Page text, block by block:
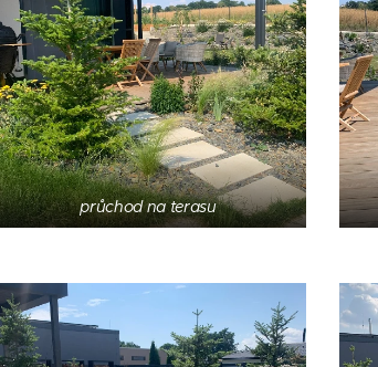
průchod na terasu